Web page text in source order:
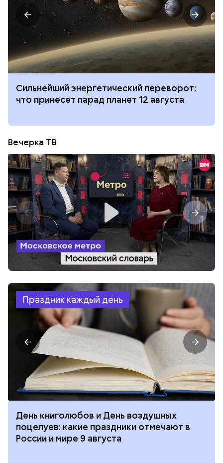
Сильнейший энергетический переворот:
что принесет парад планет 12 августа
Вечерка ТВ
Праздник каждый день
День книголюбов и День воздушных
поцелуев: какие праздники отмечают в
России и мире 9 августа